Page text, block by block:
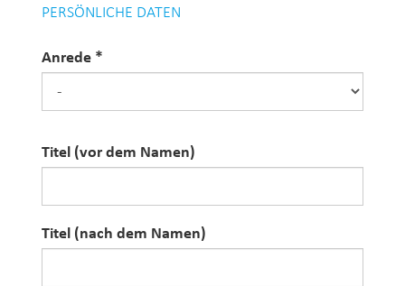
PERSÖNLICHE DATEN
Anrede
Anrede
Titel (vor dem Namen)
Titel (vor dem Namen)
Titel (nach dem Namen)
Titel (nach dem Namen)